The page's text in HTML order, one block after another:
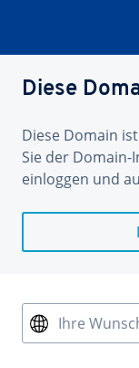
Diese
Diese Domain
Sie der Domain-
einloggen und
Ihre